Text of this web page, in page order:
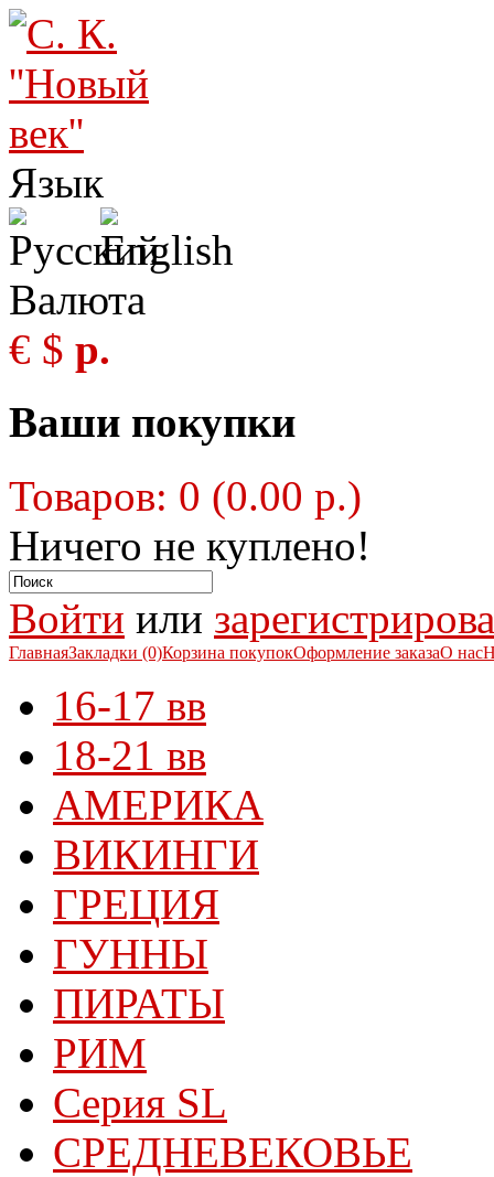
Язык
Валюта
€ $ р.
Ваши покупки
Товаров: 0 (0.00 р.)
Ничего не куплено!
Войти или
ГлавнаяЗакладки (0)Корзина покупокОформление заказаО нас
16-17 вв
18-21 вв
АМЕРИКА
ВИКИНГИ
ГРЕЦИЯ
ГУННЫ
ПИРАТЫ
РИМ
Серия SL
СРЕДНЕВЕКОВЬЕ